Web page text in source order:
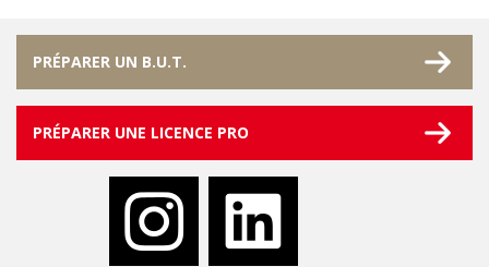
PRÉPARER UN B.U.T.
PRÉPARER UNE LICENCE PRO